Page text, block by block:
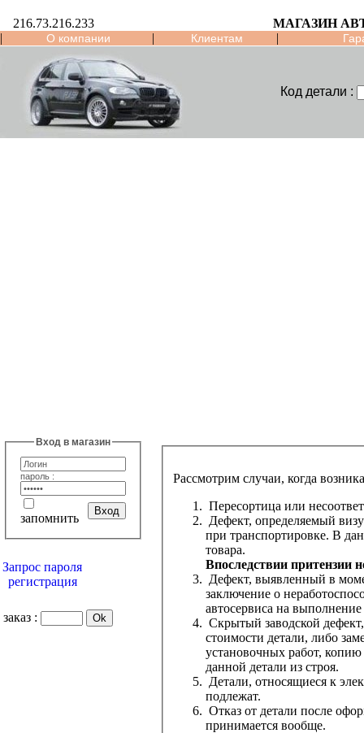
216.73.216.233
МАГАЗИН
|
О компании | Клиентам |
Код детали :
Вход в магазин
пароль :
запомнить
Запрос пароля
регистрация
заказ :
Рассмотрим случаи, когда
Пересортица или
Дефект, определяемый
при транспортировке. В
товара.
Впоследствии притензии
Дефект, выявленный в
заключение о
автосервиса на
Скрытый заводской
стоимости детали, либо
установочных работ,
данной детали из строя.
Детали, относящиеся к
подлежат.
Отказ от детали после
принимается вообще.